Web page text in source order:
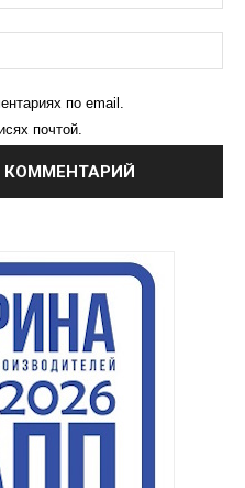
по email.
почтой.